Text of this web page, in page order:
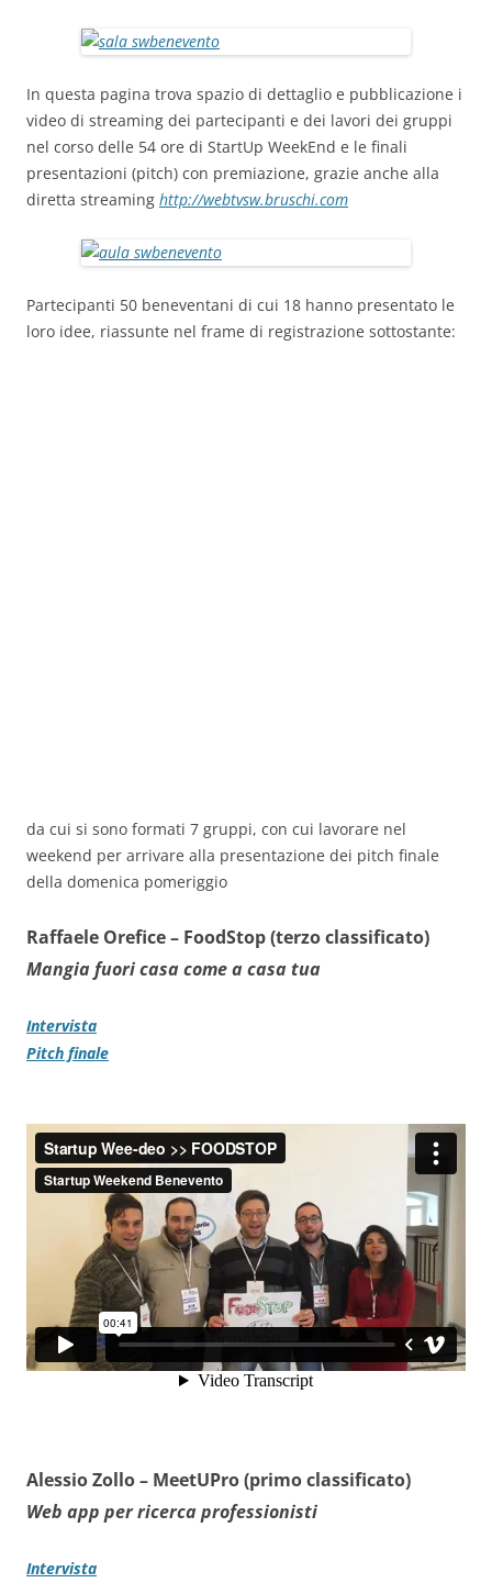
In questa pagina trova spazio di dettaglio e pubblicazione i
video di streaming dei partecipanti e dei lavori dei gruppi
nel corso delle 54 ore di StartUp WeekEnd e le finali
presentazioni (pitch) con premiazione, grazie anche alla
diretta streaming http://webtvsw.bruschi.com
Partecipanti 50 beneventani di cui 18 hanno presentato le
loro idee, riassunte nel frame di registrazione sottostante:
da cui si sono formati 7 gruppi, con cui lavorare nel
weekend per arrivare alla presentazione dei pitch finale
della domenica pomeriggio
Raffaele Orefice – FoodStop (terzo classificato)
Mangia fuori casa come a casa tua
Intervista
Pitch finale
Alessio Zollo – MeetUPro (primo classificato)
Web app per ricerca professionisti
Intervista